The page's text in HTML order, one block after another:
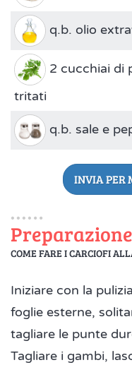
q.b. olio
2 cucchiai di
tritati
q.b. sale e
INVIA PER
Preparazione
COME FARE I CARCIOFI
Iniziare con la
foglie esterne,
tagliare le punte
Tagliare i gambi,